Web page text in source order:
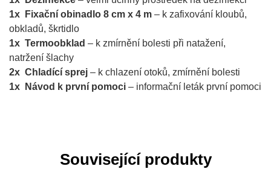
1x Fixační obinadlo 8 cm x 4 m – k zafixování kloubů,
obkladů, škrtidlo
1x Termoobklad – k zmírnění bolesti při natažení,
natržení šlachy
2x Chladící sprej – k chlazení otoků, zmírnění bolesti
1x Návod k první pomoci – informační leták první pomoci
Související produkty